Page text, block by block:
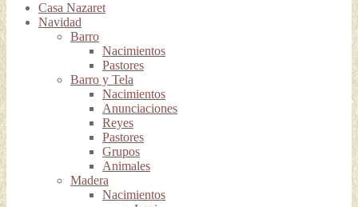
Casa Nazaret
Navidad
Barro
Nacimientos
Pastores
Barro y Tela
Nacimientos
Anunciaciones
Reyes
Pastores
Grupos
Animales
Madera
Nacimientos